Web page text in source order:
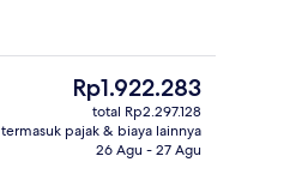
Melayani makan malam
Harga
saat
ini
Rp1.922.283
Rp1.922.283
total Rp2.297.128
termasuk pajak & biaya lainnya
26 Agu - 27 Agu